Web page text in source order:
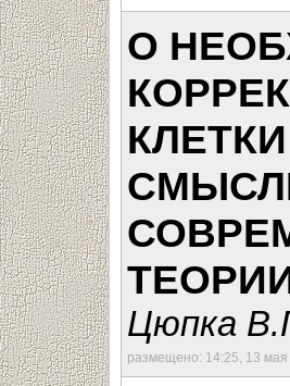
О
Цюпка
размещено: 14:25, 13